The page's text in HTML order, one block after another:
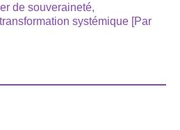
de souveraineté,
systémique [Par